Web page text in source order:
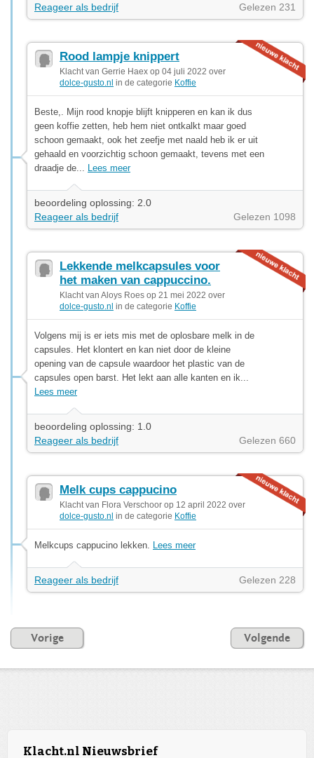
Reageer als bedrijf
Gelezen 231
Rood lampje knippert
Klacht van Gerrie Haex op 04 juli 2022 over
dolce-gusto.nl in de categorie Koffie
Beste,. Mijn rood knopje blijft knipperen en kan ik dus
geen koffie zetten, heb hem niet ontkalkt maar goed
schoon gemaakt, ook het zeefje met naald heb ik er uit
gehaald en voorzichtig schoon gemaakt, tevens met een
draadje de... Lees meer
beoordeling oplossing: 2.0
Reageer als bedrijf
Gelezen 1098
Lekkende melkcapsules voor
het maken van cappuccino.
Klacht van Aloys Roes op 21 mei 2022 over
dolce-gusto.nl in de categorie Koffie
Volgens mij is er iets mis met de oplosbare melk in de
capsules. Het klontert en kan niet door de kleine
opening van de capsule waardoor het plastic van de
capsules open barst. Het lekt aan alle kanten en ik...
Lees meer
beoordeling oplossing: 1.0
Reageer als bedrijf
Gelezen 660
Melk cups cappucino
Klacht van Flora Verschoor op 12 april 2022 over
dolce-gusto.nl in de categorie Koffie
Melkcups cappucino lekken. Lees meer
Reageer als bedrijf Gelezen 228
Vorige Volgende
Klacht.nl Nieuwsbrief